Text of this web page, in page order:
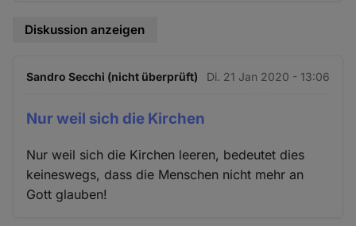
Diskussion anzeigen
Sandro Secchi (nicht überprüft) Di. 21 Jan 2020 - 13:06
Nur weil sich die Kirchen
Nur weil sich die Kirchen leeren, bedeutet dies
keineswegs, dass die Menschen nicht mehr an
Gott glauben!